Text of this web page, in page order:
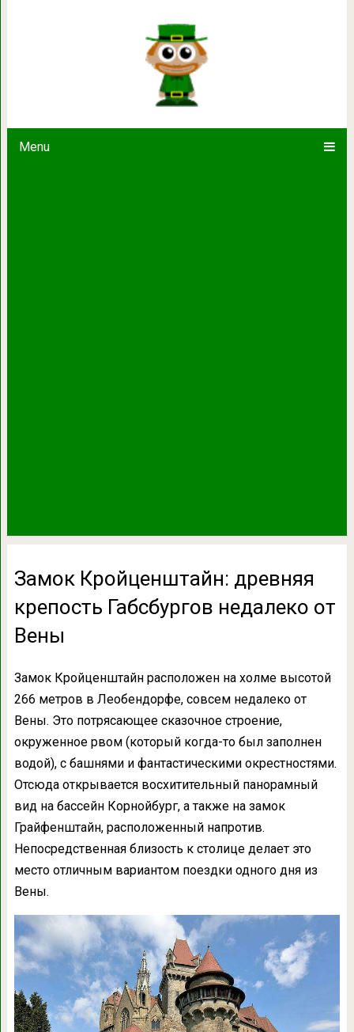
Menu
Замок Кройценштайн: древняя
Замок Кройценштайн: древняя
крепость Габсбургов недалеко от
Вены
Замок Кройценштайн расположен на холме высотой
266 метров в Леобендорфе, совсем недалеко от
Вены. Это потрясающее сказочное строение,
окруженное рвом (который когда-то был заполнен
водой), с башнями и фантастическими окрестностями.
Отсюда открывается восхитительный панорамный
вид на бассейн Корнойбург, а также на замок
Грайфенштайн, расположенный напротив.
Непосредственная близость к столице делает это
место отличным вариантом поездки одного дня из
Вены.